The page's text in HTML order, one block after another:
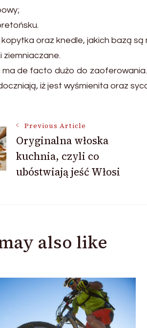
kopytka oraz knedle, jakich bazą
ziemniaczane.
ma de facto dużo do
iż jest wyśmienita oraz
Previous Article
Oryginalna włoska
kuchnia, czyli co
ubóstwiają jeść Włosi
also like